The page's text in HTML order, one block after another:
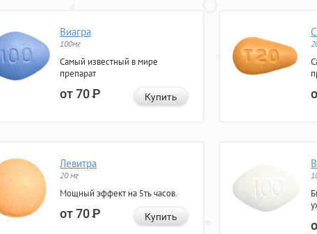
Виагра
100мг
Самый известный в мире
препарат
от 70Р Купить
Левитра
20 мг
Мощный эффект на 5ть часов.
от 70Р Купить